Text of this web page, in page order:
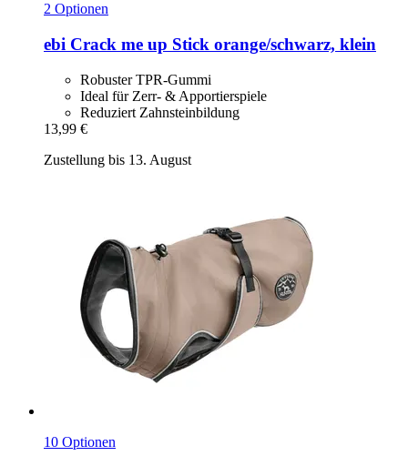
2 Optionen
ebi Crack me up Stick orange/schwarz, klein
Robuster TPR-Gummi
Ideal für Zerr- & Apportierspiele
Reduziert Zahnsteinbildung
13,99 €
Zustellung bis 13. August
10 Optionen